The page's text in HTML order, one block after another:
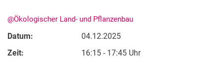
@Ökologischer Land- und Pflanzenbau
Datum:
04.12.2025
Zeit:
16:15 - 17:45 Uhr